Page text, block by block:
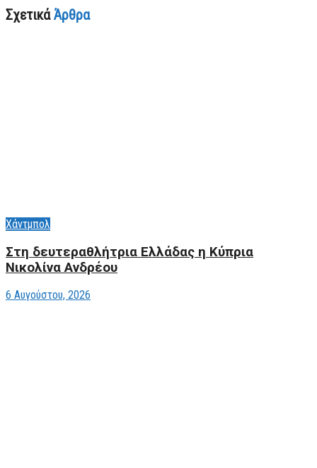
ΣχετικάΆρθρα
Χάντμπολ
Στη δευτεραθλήτρια Ελλάδας η Κύπρια
Νικολίνα Ανδρέου
6 Αυγούστου, 2026